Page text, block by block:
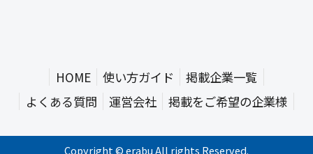
HOME 使い方ガイド
掲載企業一覧
よくある質問
運営会社 掲載をご希望の企業様
Copyright © erabu All rights Reserved.